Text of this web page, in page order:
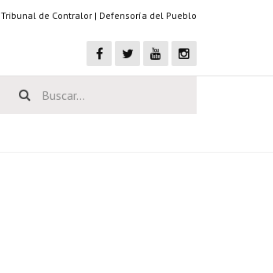
Tribunal de Contralor | Defensoría del Pueblo